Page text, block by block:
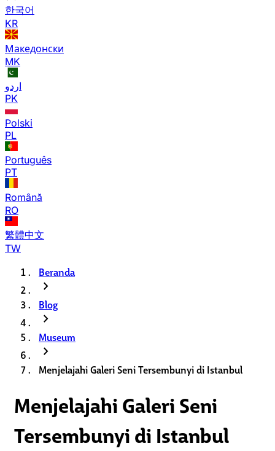
한국어
KR
Македонски
MK
اردو
PK
Polski
PL
Português
PT
Română
RO
繁體中文
TW
Beranda
chevron_right
Blog
chevron_right
Museum
chevron_right
Menjelajahi Galeri Seni Tersembunyi di Istanbul
Menjelajahi Galeri Seni
Tersembunyi di Istanbul